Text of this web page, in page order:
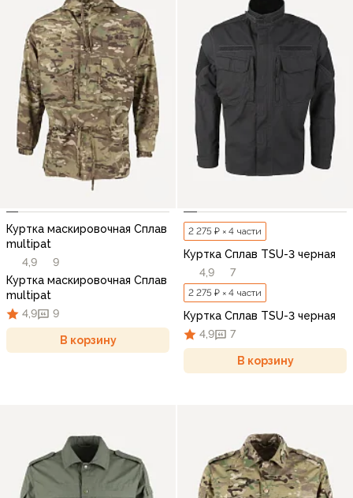
Куртка маскировочная Сплав
multipat
4,9
9
Куртка маскировочная Сплав
multipat
4,9
9
В корзину
2 275 ₽ × 4 части
Куртка Сплав TSU-3 черная
4,9
7
2 275 ₽ × 4 части
Куртка Сплав TSU-3 черная
4,9
7
В корзину